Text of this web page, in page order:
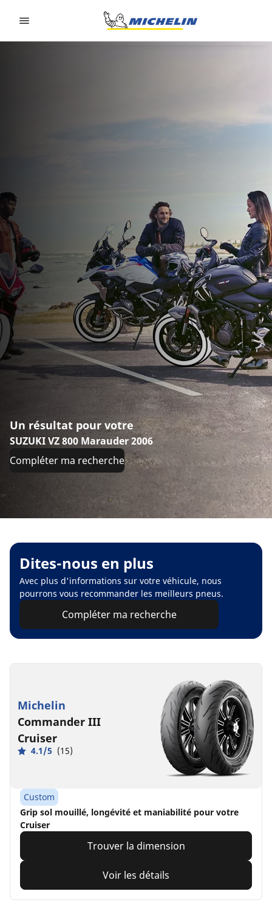
Un résultat pour votre
SUZUKI VZ 800 Marauder 2006
Compléter ma recherche
Dites-nous en plus
Avec plus d'informations sur votre véhicule, nous
pourrons vous recommander les meilleurs pneus.
Compléter ma recherche
Michelin
Commander III
Cruiser
4.1/5 (15)
Custom
Grip sol mouillé, longévité et maniabilité pour votre
Cruiser
Trouver la dimension
Voir les détails